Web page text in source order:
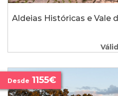
Aldeias Históricas e Vale
Desde 1155€